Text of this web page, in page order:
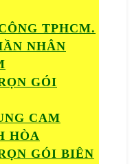
TPHCM.
NHÂN
GÓI
CAM
HÒA
GÓI BIÊN